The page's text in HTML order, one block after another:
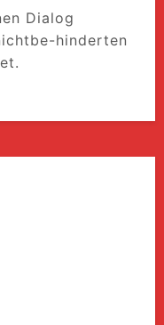
Dialog
hinderten